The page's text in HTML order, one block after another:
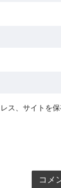
ス、サイトを保